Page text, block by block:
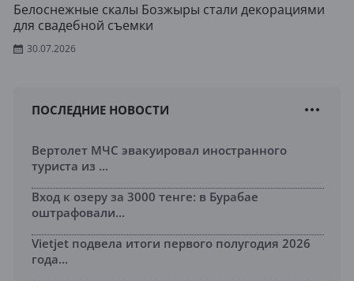
Белоснежные скалы Бозжыры стали декорациями
для свадебной съемки
30.07.2026
ПОСЛЕДНИЕ НОВОСТИ
Вертолет МЧС эвакуировал иностранного
туриста из ...
Вход к озеру за 3000 тенге: в Бурабае
оштрафовали...
Vietjet подвела итоги первого полугодия 2026
года...